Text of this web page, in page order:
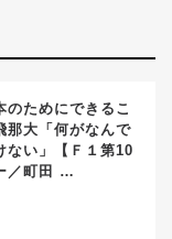
のためにできるこ
那大「何がなんで
ない」【Ｆ１第10
／町田 …